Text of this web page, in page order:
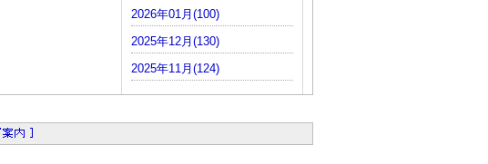
2026年01月(100)
2025年12月(130)
2025年11月(124)